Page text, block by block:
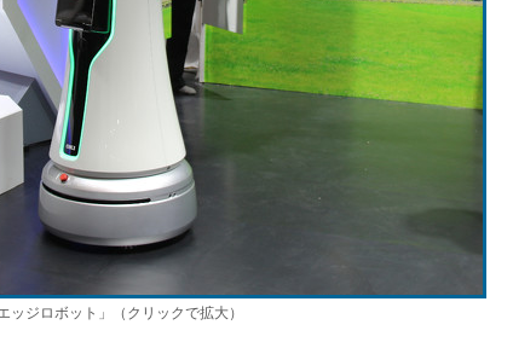
新型コロナへの対応
ッジロボット」（クリックで拡大）